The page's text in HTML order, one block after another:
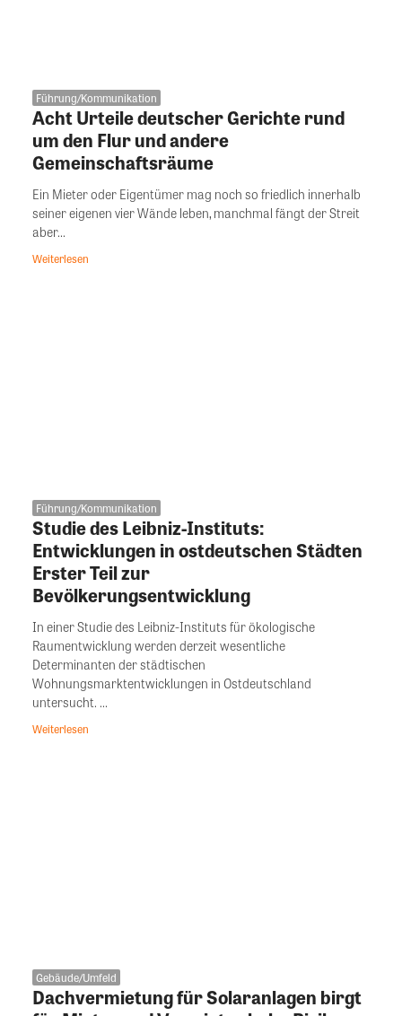
Führung/Kommunikation
Acht Urteile deutscher Gerichte rund
um den Flur und andere
Gemeinschaftsräume
Ein Mieter oder Eigentümer mag noch so friedlich innerhalb
seiner eigenen vier Wände leben, manchmal fängt der Streit
aber...
Weiterlesen
Führung/Kommunikation
Studie des Leibniz-Instituts:
Entwicklungen in ostdeutschen Städten
Erster Teil zur
Bevölkerungsentwicklung
In einer Studie des Leibniz-Instituts für ökologische
Raumentwicklung werden derzeit wesentliche
Determinanten der städtischen
Wohnungsmarktentwicklungen in Ostdeutschland
untersucht. ...
Weiterlesen
Gebäude/Umfeld
Dachvermietung für Solaranlagen birgt